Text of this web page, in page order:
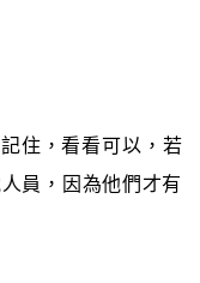
住，看看可以，若
員，因為他們才有